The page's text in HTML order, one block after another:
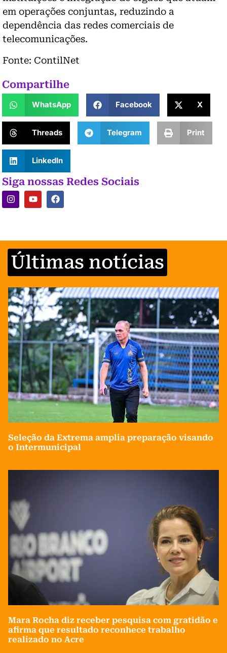
em operações conjuntas, reduzindo a
dependência das redes comerciais de
telecomunicações.
Fonte: ContilNet
Compartilhe
WhatsApp Facebook X
Threads Telegram Print
LinkedIn
Siga nossas Redes Sociais
Últimas notícias
Seleção da Extrema amplia preparação visando
o Intermunicipal
Mara Rocha diz receber pesquisa com gratidão e
afirma que resultado reconhece trabalho
realizado no Acre